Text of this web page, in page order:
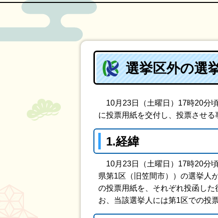
選挙区外の選
10月23日（土曜日）17時20分
に投票用紙を交付し、投票させ
1.経緯
10月23日（土曜日）17時20分
県第1区（旧笠間市））の選挙人
の投票用紙を、それぞれ投函し
お、当該選挙人には第1区での投